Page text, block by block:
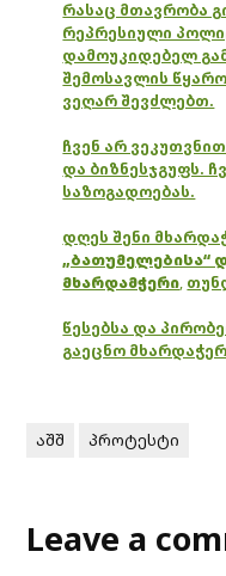
რასაც მთავრობა
რეპრესიული
დამოუკიდებელ
შემოსავლის
ვეღარ შევძლებთ.
ჩვენ არ
და ბიზნესჯგუფს.
საზოგადოებას.
დღეს შენი
„ბათუმელებისა“
მხარდამჭერი,
წესებსა და
გაეცნო
აშშ პროტესტი
Leave a